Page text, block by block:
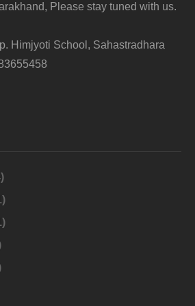
Please stay tuned with us.
Himjyoti School, Sahastradhara